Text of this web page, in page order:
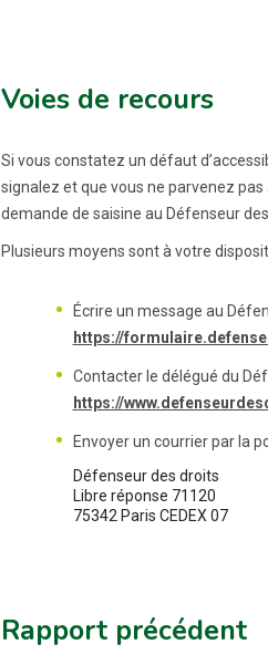
Voies de recours
Si vous constatez un défaut
signalez et que vous ne parvenez
demande de saisine au Défenseur
Plusieurs moyens sont à votre
Écrire un message au
https://
Contacter le délégué du
https://
Envoyer un courrier par la
Défenseur des droits
Libre réponse 71120
75342 Paris CEDEX 07
Rapport précédent